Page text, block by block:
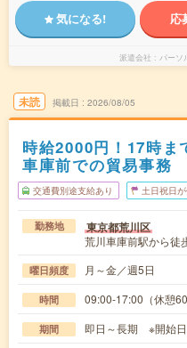
気になる! 応
派遣会社 パーソ
未読 掲載日 2026/08/05
時給2000円！17時
車庫前での貿易事務
交通費別途支給あり 土日祝日
勤務地 東京都荒川区
荒川車庫前駅から徒
曜日頻度 月～金／週5日
時間 09:00-17:00（休憩
期間 即日～長期 ※開始